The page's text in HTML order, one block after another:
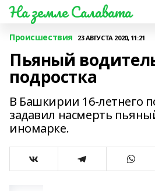
На земле Салавата
Происшествия 23 АВГУСТА 2020, 11:21
Пьяный
подростка
В Башкирии 16-летнего
задавил насмерть
иномарке.